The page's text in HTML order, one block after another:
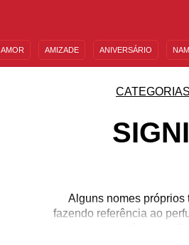
AMOR AMIZADE ANIVERSÁRIO
CATEGORIAS
Alguns nomes próprios
fazendo referência ao
importante cônsul da